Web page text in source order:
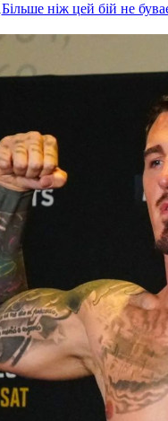
Більше ніж цей бій не